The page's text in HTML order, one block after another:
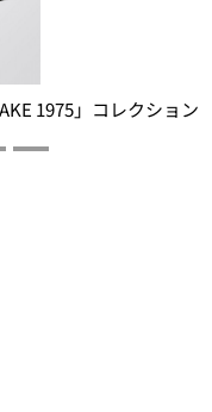
1975」コレクション